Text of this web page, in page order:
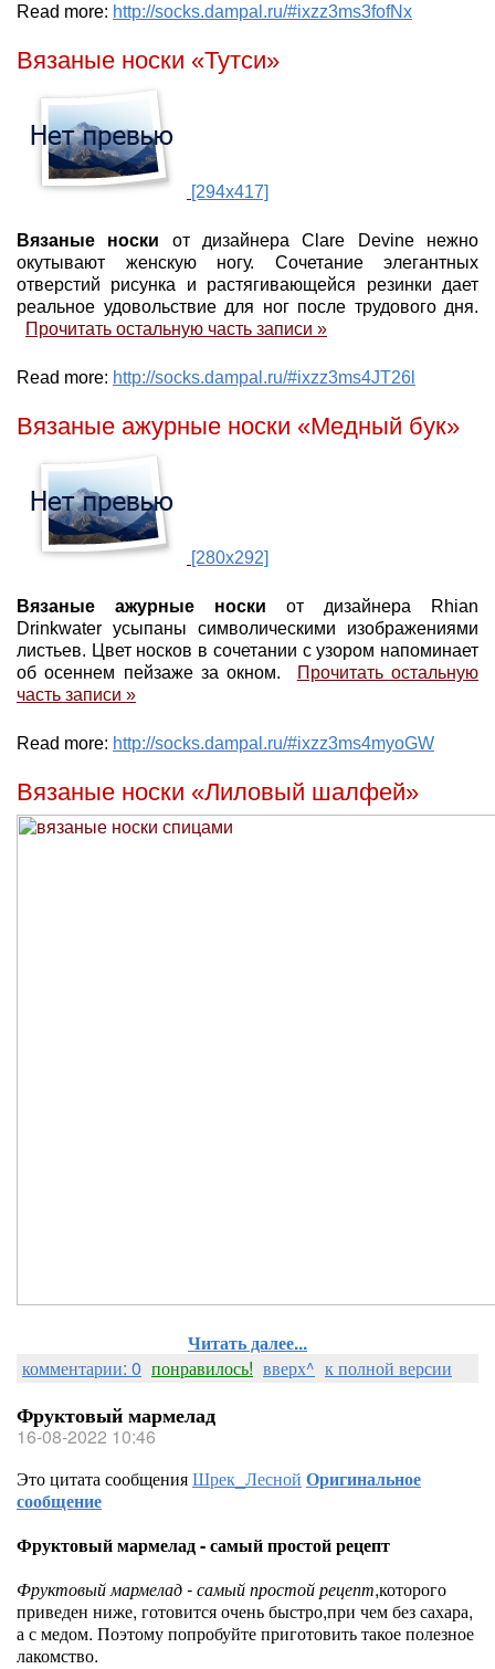
Read more: http://socks.dampal.ru/#ixzz3ms3fofNx
Вязаные носки «Тутси»
[294x417]
Вязаные носки от дизайнера Clare Devine нежно
окутывают женскую ногу. Сочетание элегантных
отверстий рисунка и растягивающейся резинки дает
реальное удовольствие для ног после трудового дня.
Прочитать остальную часть записи »
Read more: http://socks.dampal.ru/#ixzz3ms4JT26l
Вязаные ажурные носки «Медный бук»
[280x292]
Вязаные ажурные носки от дизайнера Rhian
Drinkwater усыпаны символическими изображениями
листьев. Цвет носков в сочетании с узором напоминает
об осеннем пейзаже за окном.
Прочитать остальную
часть записи »
Read more: http://socks.dampal.ru/#ixzz3ms4myoGW
Вязаные носки «Лиловый шалфей»
Читать далее...
комментарии: 0 понравилось! вверх^ к полной версии
Фруктовый мармелад
16-08-2022 10:46
Это цитата сообщенияШрек_Лесной Оригинальное
сообщение
Фруктовый мармелад - самый простой рецепт
Фруктовый мармелад - самый простой рецепт,которого
приведен ниже, готовится очень быстро,при чем без сахара,
а с медом. Поэтому попробуйте приготовить такое полезное
лакомство.